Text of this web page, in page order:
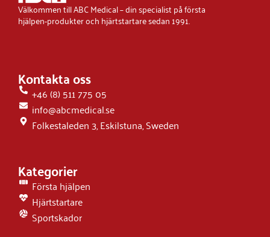
Välkommen till ABC Medical – din specialist på första
hjälpen-produkter och hjärtstartare sedan 1991.
Kontakta oss
+46 (8) 511 775 05
info@abcmedical.se
Folkestaleden 3, Eskilstuna, Sweden
Kategorier
Första hjälpen
Hjärtstartare
Sportskador